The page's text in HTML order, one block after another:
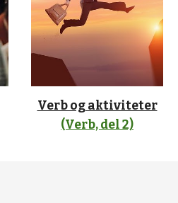
Verb og aktiviteter
(Verb, del 2)